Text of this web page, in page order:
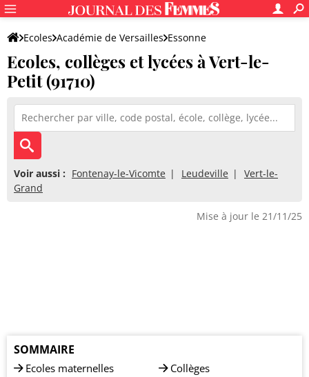
Ecoles Académie de Versailles Essonne
Ecoles, collèges et lycées à Vert-le-
Petit (91710)
Voir aussi : Fontenay-le-Vicomte Leudeville
Vert-le-
Grand
Mise à jour le 21/11/25
SOMMAIRE
Ecoles maternelles
Collèges